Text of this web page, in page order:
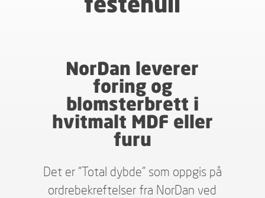
NorDan leverer
foring og
blomsterbrett i
hvitmalt MDF eller
furu
Det er ”Total dybde” som oppgis på
ordrebekreftelser fra NorDan ved